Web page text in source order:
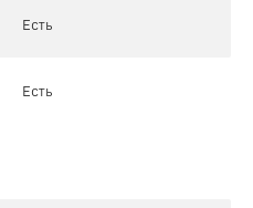
Есть
Есть